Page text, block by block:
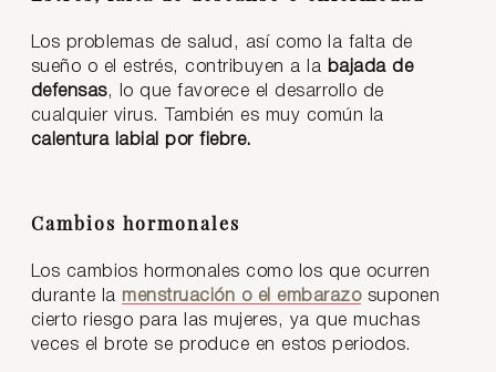
Los problemas de salud, así como la falta de
sueño o el estrés, contribuyen a la bajada de
defensas, lo que favorece el desarrollo de
cualquier virus. También es muy común la
calentura labial por fiebre.
Cambios hormonales
Los cambios hormonales como los que ocurren
durante la menstruación o el embarazosuponen
cierto riesgo para las mujeres, ya que muchas
veces el brote se produce en estos periodos.